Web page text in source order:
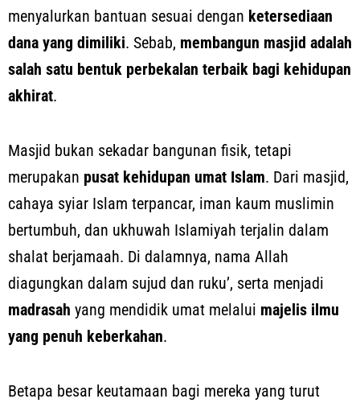
menyalurkan bantuan sesuai dengan ketersediaan
dana yang dimiliki. Sebab, membangun masjid adalah
salah satu bentuk perbekalan terbaik bagi kehidupan
akhirat.
Masjid bukan sekadar bangunan fisik, tetapi
merupakan pusat kehidupan umat Islam. Dari masjid,
cahaya syiar Islam terpancar, iman kaum muslimin
bertumbuh, dan ukhuwah Islamiyah terjalin dalam
shalat berjamaah. Di dalamnya, nama Allah
diagungkan dalam sujud dan ruku’, serta menjadi
madrasah yang mendidik umat melalui majelis ilmu
yang penuh keberkahan.
Betapa besar keutamaan bagi mereka yang turut